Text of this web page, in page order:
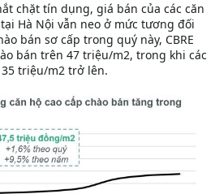
chặt tín dụng, giá bán của các căn
Hà Nội vẫn neo ở mức tương đối
bán sơ cấp trong quý này, CBRE
bán trên 47 triệu/m2, trong khi các
triệu/m2 trở lên.